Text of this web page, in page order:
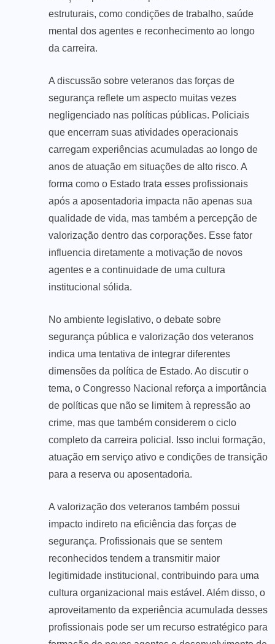
estruturais, como condições de trabalho, saúde
mental dos agentes e reconhecimento ao longo
da carreira.
A discussão sobre veteranos das forças de
segurança reflete um aspecto muitas vezes
negligenciado nas políticas públicas. Policiais
que encerram suas atividades operacionais
carregam experiências acumuladas ao longo de
anos de atuação em situações de alto risco. A
forma como o Estado trata esses profissionais
após a aposentadoria impacta não apenas sua
qualidade de vida, mas também a percepção de
valorização dentro das corporações. Esse fator
influencia diretamente a motivação de novos
agentes e a continuidade de uma cultura
institucional sólida.
No ambiente legislativo, o debate sobre
segurança pública e valorização dos veteranos
indica uma tentativa de integrar diferentes
dimensões da política de Estado. Ao discutir o
tema, o Congresso Nacional reforça a importância
de políticas que não se limitem à repressão ao
crime, mas que também considerem o ciclo
completo da carreira policial. Isso inclui formação,
atuação em serviço ativo e condições de transição
para a reserva ou aposentadoria.
A valorização dos veteranos também possui
impacto indireto na eficiência das forças de
segurança. Profissionais que se sentem
reconhecidos tendem a transmitir maior
legitimidade institucional, contribuindo para uma
cultura organizacional mais estável. Além disso, o
aproveitamento da experiência acumulada desses
profissionais pode ser um recurso estratégico para